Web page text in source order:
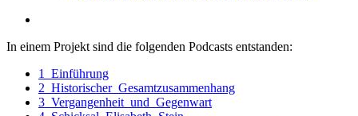
In einem Projekt sind die folgenden Podcasts entstanden:
1_Einführung
2_Historischer_Gesamtzusammenhang
3_Vergangenheit_und_Gegenwart